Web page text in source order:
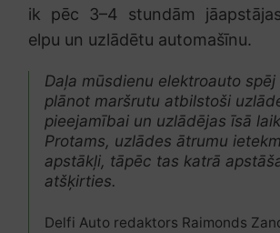
ik pēc 3–4 stundām
elpu un uzlādētu automašīnu.
Daļa mūsdienu elektroauto
plānot maršrutu atbilstoši
pieejamībai un uzlādējas īsā
Protams, uzlādes ātrumu
apstākļi, tāpēc tas katrā
atšķirties.
Delfi Auto redaktors Raimonds